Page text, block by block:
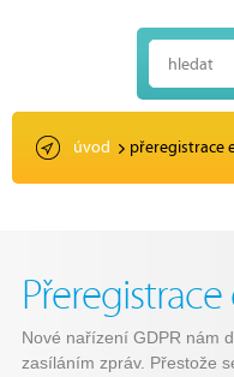
Nové nařízení GDPR nám
zasíláním zpráv. Přestože
hledat
úvod přeregistrace